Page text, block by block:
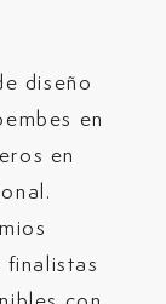
diseño
en
en
finalistas